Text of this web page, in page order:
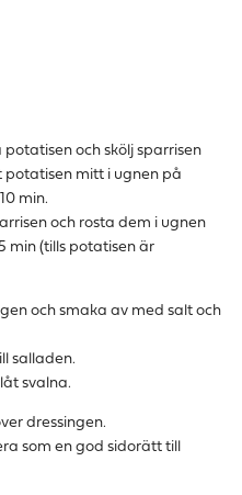
och skölj sparrisen
potatisen mitt i ugnen på
min.
och rosta dem i ugnen
min (tills potatisen är
och smaka av med salt och
salladen.
svalna.
dressingen.
som en god sidorätt till